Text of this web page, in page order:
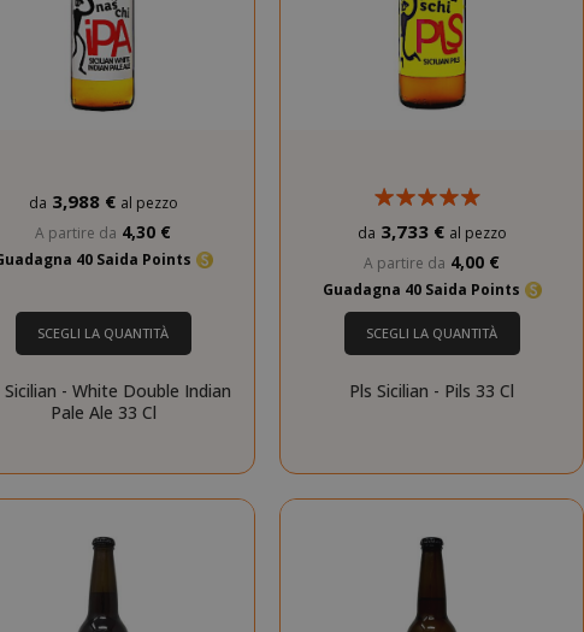
da 3,988 € al pezzo
A partire da 4,30 €
40 Saida Points
SCEGLI LA QUANTITÀ
Sicilian - White Double Indian
Pale Ale 33 Cl
SCADENZA BREVE
da 3,733 € al pezzo
A partire da 4,00 €
Guadagna 40 Saida Points
SCEGLI LA QUANTITÀ
Pls Sicilian - Pils 33 Cl